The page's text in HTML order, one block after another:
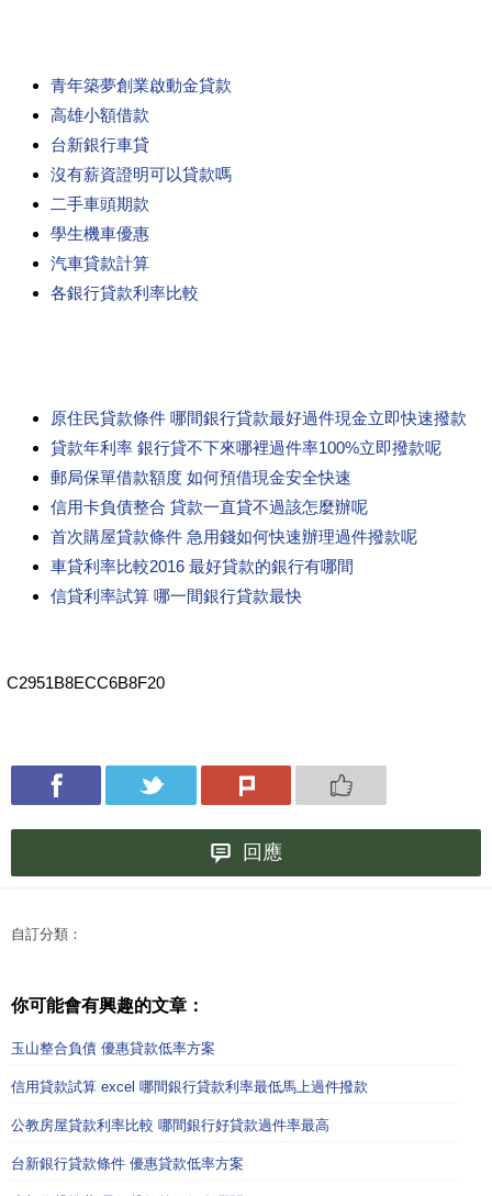
青年築夢創業啟動金貸款
高雄小額借款
台新銀行車貸
沒有薪資證明可以貸款嗎
二手車頭期款
學生機車優惠
汽車貸款計算
各銀行貸款利率比較
原住民貸款條件 哪間銀行貸款最好過件現金立即快速撥款
貸款年利率 銀行貸不下來哪裡過件率100%立即撥款呢
郵局保單借款額度 如何預借現金安全快速
信用卡負債整合 貸款一直貸不過該怎麼辦呢
首次購屋貸款條件 急用錢如何快速辦理過件撥款呢
車貸利率比較2016 最好貸款的銀行有哪間
信貸利率試算 哪一間銀行貸款最快
C2951B8ECC6B8F20
回應
自訂分類：
你可能會有興趣的文章：
玉山整合負債 優惠貸款低率方案
信用貸款試算 excel 哪間銀行貸款利率最低馬上過件撥款
公教房屋貸款利率比較 哪間銀行好貸款過件率最高
台新銀行貸款條件 優惠貸款低率方案